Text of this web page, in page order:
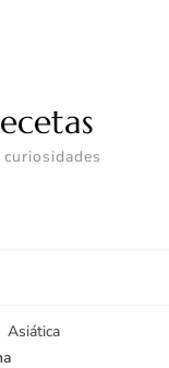
Asiática